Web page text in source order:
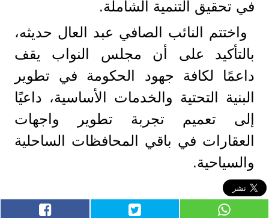
في تحقيق التنمية الشاملة.
واختتم النائب الصافي عبد العال حديثه،
بالتأكيد على أن مجلس النواب يقف
داعمًا لكافة جهود الحكومة في تطوير
البنية التحتية والخدمات الأساسية، داعيًا
إلى تعميم تجربة تطوير واجهات
العقارات في باقي المحافظات الساحلية
والسياحية.